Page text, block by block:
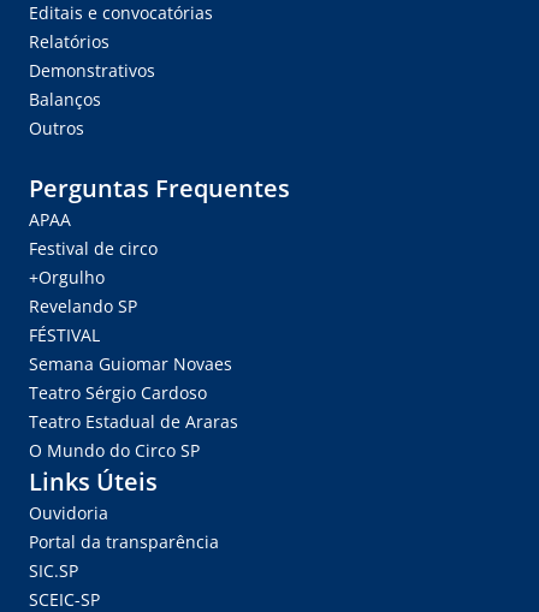
Editais e convocatórias
Relatórios
Demonstrativos
Balanços
Outros
Perguntas Frequentes
APAA
Festival de circo
+Orgulho
Revelando SP
FÉSTIVAL
Semana Guiomar Novaes
Teatro Sérgio Cardoso
Teatro Estadual de Araras
O Mundo do Circo SP
Links Úteis
Ouvidoria
Portal da transparência
SIC.SP
SCEIC-SP